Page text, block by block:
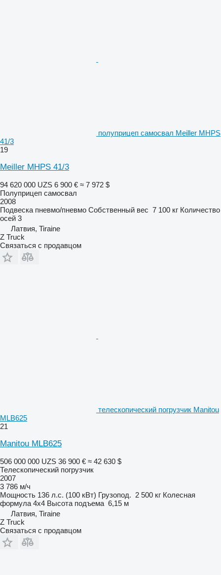
полуприцеп самосвал Meiller MHPS
41/3
19
Meiller MHPS 41/3
94 620 000 UZS 6 900 € ≈ 7 972 $
Полуприцеп самосвал
2008
Подвеска пневмо/пневмо Собственный вес 7 100 кг Количество
осей 3
Латвия, Tiraine
Z Truck
Связаться с продавцом
телескопический погрузчик Manitou
MLB625
21
Manitou MLB625
506 000 000 UZS 36 900 € ≈ 42 630 $
Телескопический погрузчик
2007
3 786 м/ч
Мощность 136 л.с. (100 кВт) Грузопод. 2 500 кг Колесная
формула 4x4 Высота подъема 6,15 м
Латвия, Tiraine
Z Truck
Связаться с продавцом